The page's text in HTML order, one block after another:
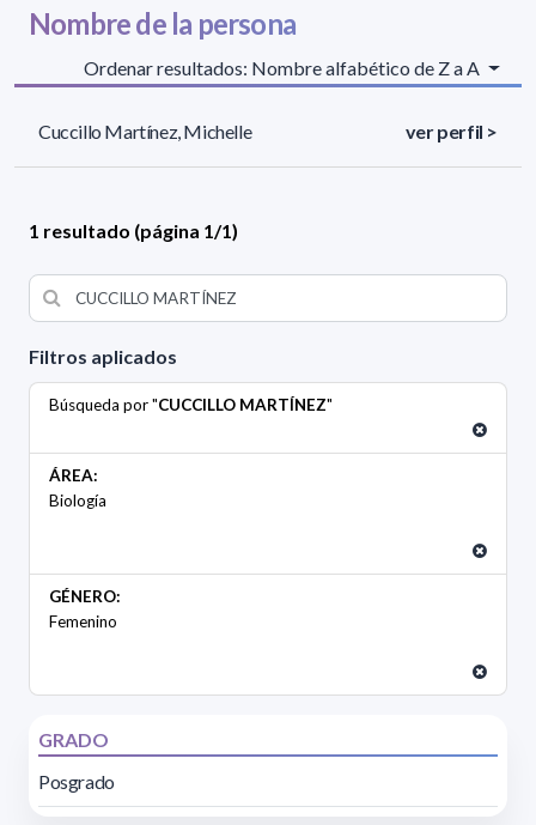
Filtros aplicados
Búsqueda por "CUCCILLO MARTÍNEZ"
ÁREA:
Biología
GÉNERO:
Femenino
GRADO
Posgrado
Nombre de la persona
Ordenar resultados: Nombre alfabético de Z a A
Cuccillo Martínez, Michelle ver perfil >
1 resultado (página 1/1)